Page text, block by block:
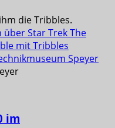
die Tribbles.
Star Trek The
mit Tribbles
Speyer
im